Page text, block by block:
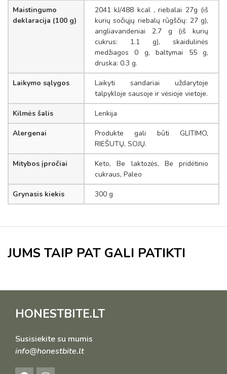
Maistingumo
deklaracija (100 g)
2041 kJ/488 kcal , riebalai 27g (iš
kurių sočiųjų riebalų rūgščių: 27 g),
angliavandeniai 2.7 g (iš kurių
cukrus: 1.1 g), skaidulinės
medžiagos 0 g, baltymai 55 g,
druska: 0.3 g.
Laikymo sąlygos
Laikyti sandariai uždarytoje
talpykloje sausoje ir vėsioje vietoje.
Kilmės šalis Lenkija
Alergenai
Produkte gali būti GLITIMO,
RIEŠUTŲ, SOJŲ.
Mitybos įpročiai
Keto, Be laktozės, Be pridėtinio
cukraus, Paleo
Grynasis kiekis 300 g
JUMS TAIP PAT GALI PATIKTI
HONESTBITE.LT
Susisiekite su mumis
info@honestbite.lt